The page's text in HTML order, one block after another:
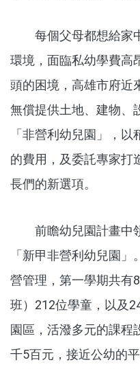
每個父母都想給家
環境，面臨私幼學費高
頭的困境，高雄市府近
無償提供土地、建物、
「非營利幼兒園」，
的費用，及委託專家打
長們的新選項。
前瞻幼兒園計畫中
「新甲非營利幼兒園
營管理，第一學期共有
班）212位學童，以及
園區，活潑多元的課程
千5百元，接近公幼的